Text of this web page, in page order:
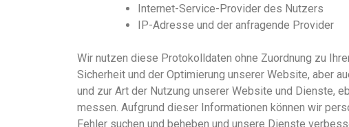
Internet-Service-Provider des Nutzers
IP-Adresse und der anfragende Provider
Wir nutzen diese Protokolldaten ohne Zuordnung zu
Sicherheit und der Optimierung unserer Website, aber
und zur Art der Nutzung unserer Website und Dienste,
messen. Aufgrund dieser Informationen können wir
Fehler suchen und beheben und unsere Dienste